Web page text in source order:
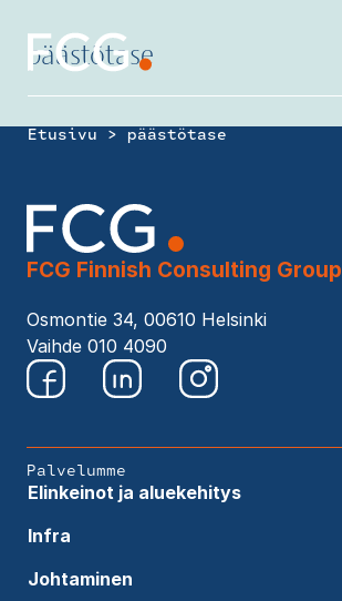
content
Etusivu>päästötase
päästötase
FCG Finnish Consulting Group
Osmontie 34, 00610 Helsinki
Vaihde 010 4090
Palvelumme
Elinkeinot ja aluekehitys
Infra
Johtaminen